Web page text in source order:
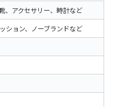
、アクセサリー、時計など
ション、ノーブランドなど